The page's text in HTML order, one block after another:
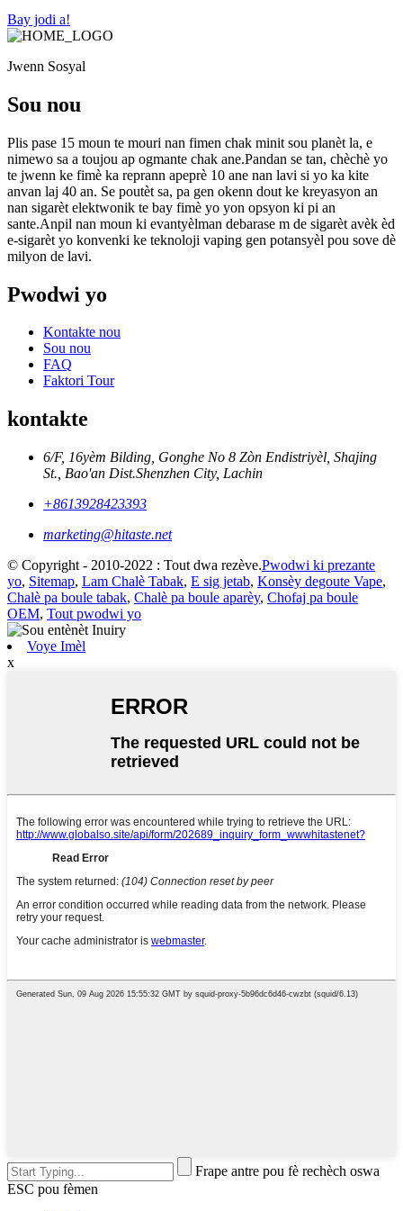
Bay jodi a!
Jwenn Sosyal
Sou nou
Plis pase 15 moun te mouri nan fimen chak minit sou planèt la, e
nimewo sa a toujou ap ogmante chak ane.Pandan se tan, chèchè yo
te jwenn ke fimè ka reprann apeprè 10 ane nan lavi si yo ka kite
anvan laj 40 an. Se poutèt sa, pa gen okenn dout ke kreyasyon an
nan sigarèt elektwonik te bay fimè yo yon opsyon ki pi an
sante.Anpil nan moun ki evantyèlman debarase m de sigarèt avèk èd
e-sigarèt yo konvenki ke teknoloji vaping gen potansyèl pou sove dè
milyon de lavi.
Pwodwi yo
Kontakte nou
Sou nou
FAQ
Faktori Tour
kontakte
6/F, 16yèm Bilding, Gonghe No 8 Zòn Endistriyèl, Shajing
St., Bao'an Dist.Shenzhen City, Lachin
+8613928423393
marketing@hitaste.net
© Copyright - 2010-2022 : Tout dwa rezève.Pwodwi ki prezante
yo, Sitemap, Lam Chalè Tabak, E sig jetab, Konsèy degoute Vape,
Chalè pa boule tabak, Chalè pa boule aparèy, Chofaj pa boule
OEM, Tout pwodwi yo
Voye Imèl
x
Frape antre pou fè rechèch oswa
ESC pou fèmen